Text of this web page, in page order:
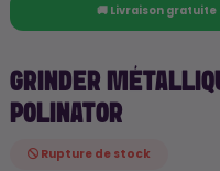
🚚 Livraison gratuite
GRINDER
POLINATOR
Rupture de stock